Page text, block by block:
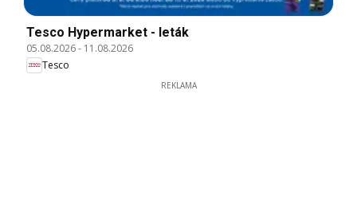
Tesco Hypermarket - leták
05.08.2026- 11.08.2026
Tesco
REKLAMA